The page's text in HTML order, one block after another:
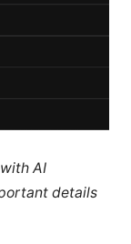
AI
details